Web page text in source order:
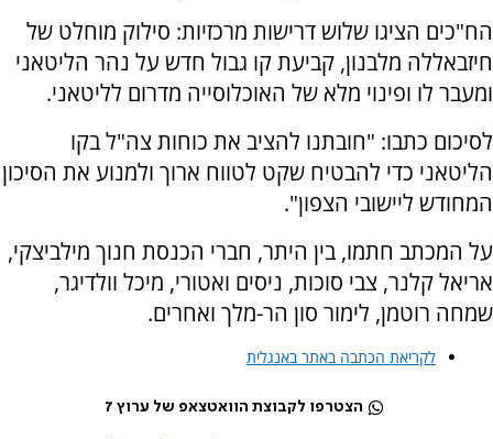
הח"כים הציגו שלוש דרישות מרכזיות: סילוק מוחלט של
חיזבאללה מלבנון, קביעת קו גבול חדש על נהר הליטאני
ומעבר לו ופינוי מלא של האוכלוסייה מדרום לליטאני.
לסיכום כתבו: "חובתנו להציב את כוחות צה"ל בקו
הליטאני כדי להבטיח שקט לטווח ארוך ולמנוע את הסיכון
המחודש ליישובי הצפון".
על המכתב חתמו, בין היתר, חברי הכנסת חנוך מילביצקי,
אריאל קלנר, צבי סוכות, ניסים ואטורי, מיכל וולדיגר,
שמחה רוטמן, לימור סון הר-מלך ואחרים.
לקריאת הכתבה באתר באנגלית
הצטרפו לקבוצת הוואטצאפ של ערוץ 7